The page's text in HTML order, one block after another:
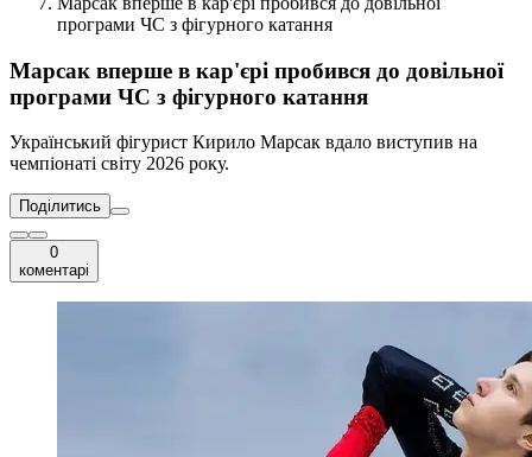
програми ЧС з фігурного катання
Марсак вперше в кар'єрі пробився до довільної
програми ЧС з фігурного катання
Український фігурист Кирило Марсак вдало виступив на
чемпіонаті світу 2026 року.
Поділитись
0
коментарі